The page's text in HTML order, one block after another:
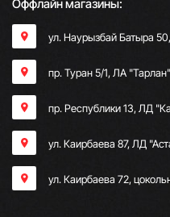
Оффлайн магазины:
ул. Наурызбай Батыра
пр. Туран 5/1, ЛА "Тарлан"
пр. Республики 13, ​ЛД
ул. Каирбаева 87, ЛД
ул. Каирбаева 72,